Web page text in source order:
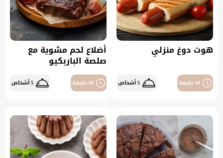
هوت دوغ منزلي
60 دقيقة 5 أشخاص
أضلاع لحم مشوية مع
صلصة الباربكيو
60 دقيقة 5 أشخاص